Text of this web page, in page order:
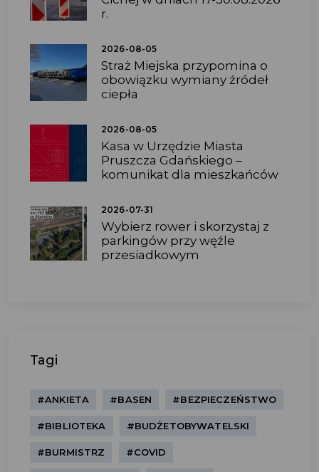
r.
2026-08-05
Straż Miejska przypomina o
obowiązku wymiany źródeł
ciepła
2026-08-05
Kasa w Urzędzie Miasta
Pruszcza Gdańskiego –
komunikat dla mieszkańców
2026-07-31
Wybierz rower i skorzystaj z
parkingów przy węźle
przesiadkowym
Tagi
#ANKIETA #BASEN #BEZPIECZEŃSTWO
#BIBLIOTEKA #BUDŻETOBYWATELSKI
#BURMISTRZ #COVID